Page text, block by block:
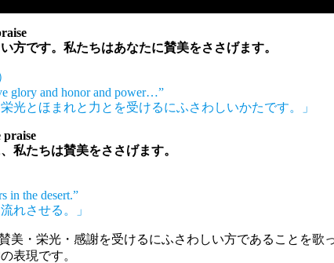
方です。私たちはあなたに賛美をささげます。
glory and honor and power…”
光とほまれと力とを受けるにふさわしいかたです。」
praise
私たちは賛美をささげます。
in the desert.”
れさせる。」
美・栄光・感謝を受けるにふさわしい方であることを歌
表現です。